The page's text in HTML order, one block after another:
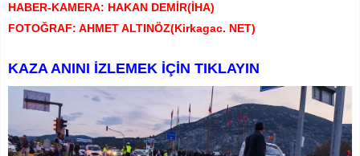
HABER-KAMERA: HAKAN DEMİR(İHA)
FOTOĞRAF: AHMET ALTINÖZ(Kirkagac. NET)
KAZA ANINI İZLEMEK İÇİN TIKLAYIN